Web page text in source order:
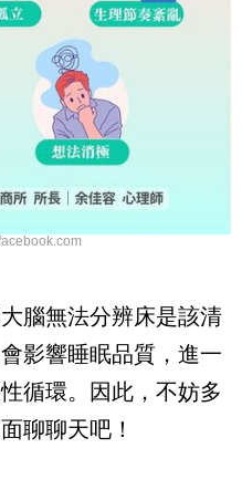
腦無法分辨床是該清
影響睡眠品質，進一
循環。因此，不妨多
聊聊天吧！